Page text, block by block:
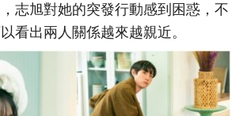
志旭對她的突發行動感到困惑，不
看出兩人關係越來越親近。